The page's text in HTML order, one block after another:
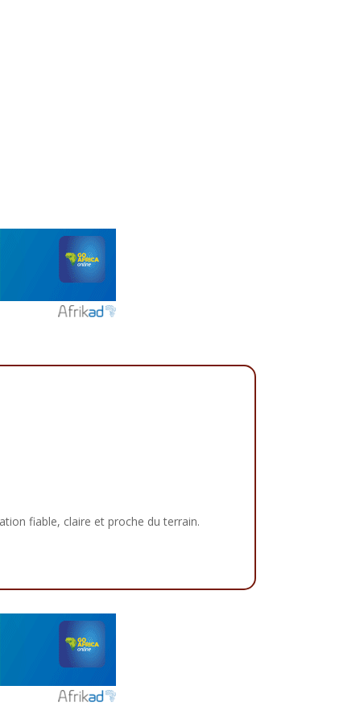
fiable, claire et proche du terrain.